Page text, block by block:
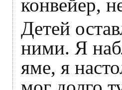
конвейер,
Детей
ними. Я
яме, я